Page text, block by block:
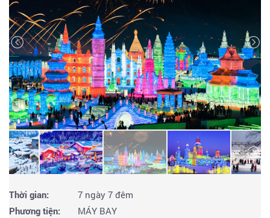
Thời gian:
7 ngày 7 đêm
Phương tiện:
MÁY BAY